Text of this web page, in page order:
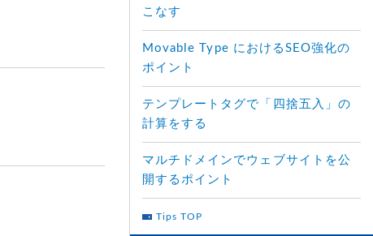
こなす
Movable Type におけるSEO強化の
ポイント
テンプレートタグで「四捨五入」の
計算をする
マルチドメインでウェブサイトを公
開するポイント
Tips TOP